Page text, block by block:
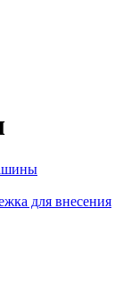
для внесения